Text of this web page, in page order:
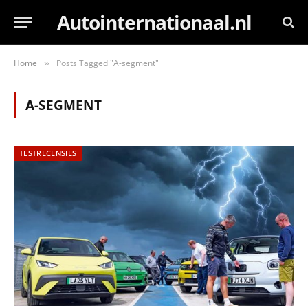
Autointernationaal.nl
Home » Posts Tagged "A-segment"
A-SEGMENT
TESTRECENSIES